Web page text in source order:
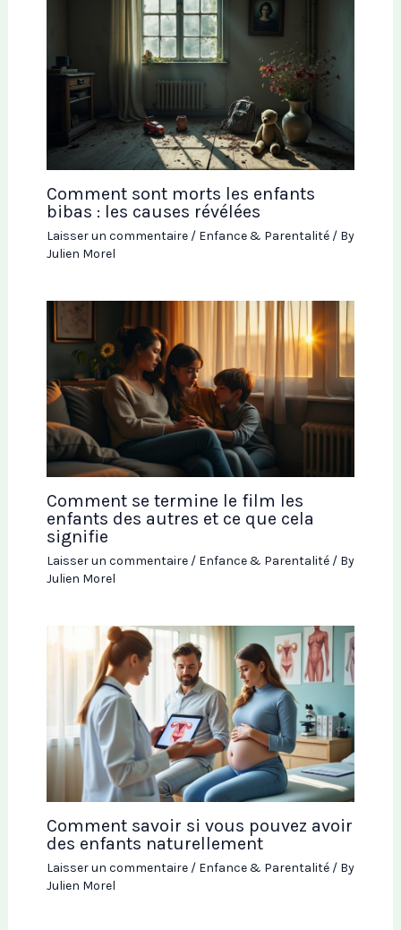
Comment sont morts les enfants
bibas : les causes révélées
Laisser un commentaire / Enfance & Parentalité/ By
Julien Morel
Comment se termine le film les
enfants des autres et ce que cela
signifie
Laisser un commentaire / Enfance & Parentalité/ By
Julien Morel
Comment savoir si vous pouvez avoir
des enfants naturellement
Laisser un commentaire / Enfance & Parentalité/ By
Julien Morel